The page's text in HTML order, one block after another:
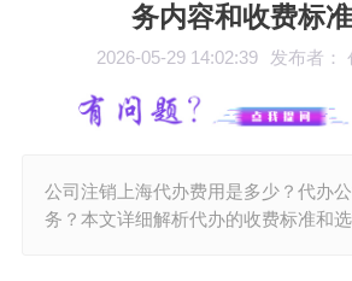
务内容和收费标
2026-05-29 14:02:39 发布者：
公司注销上海代办费用是多少？代办
务？本文详细解析代办的收费标准和选